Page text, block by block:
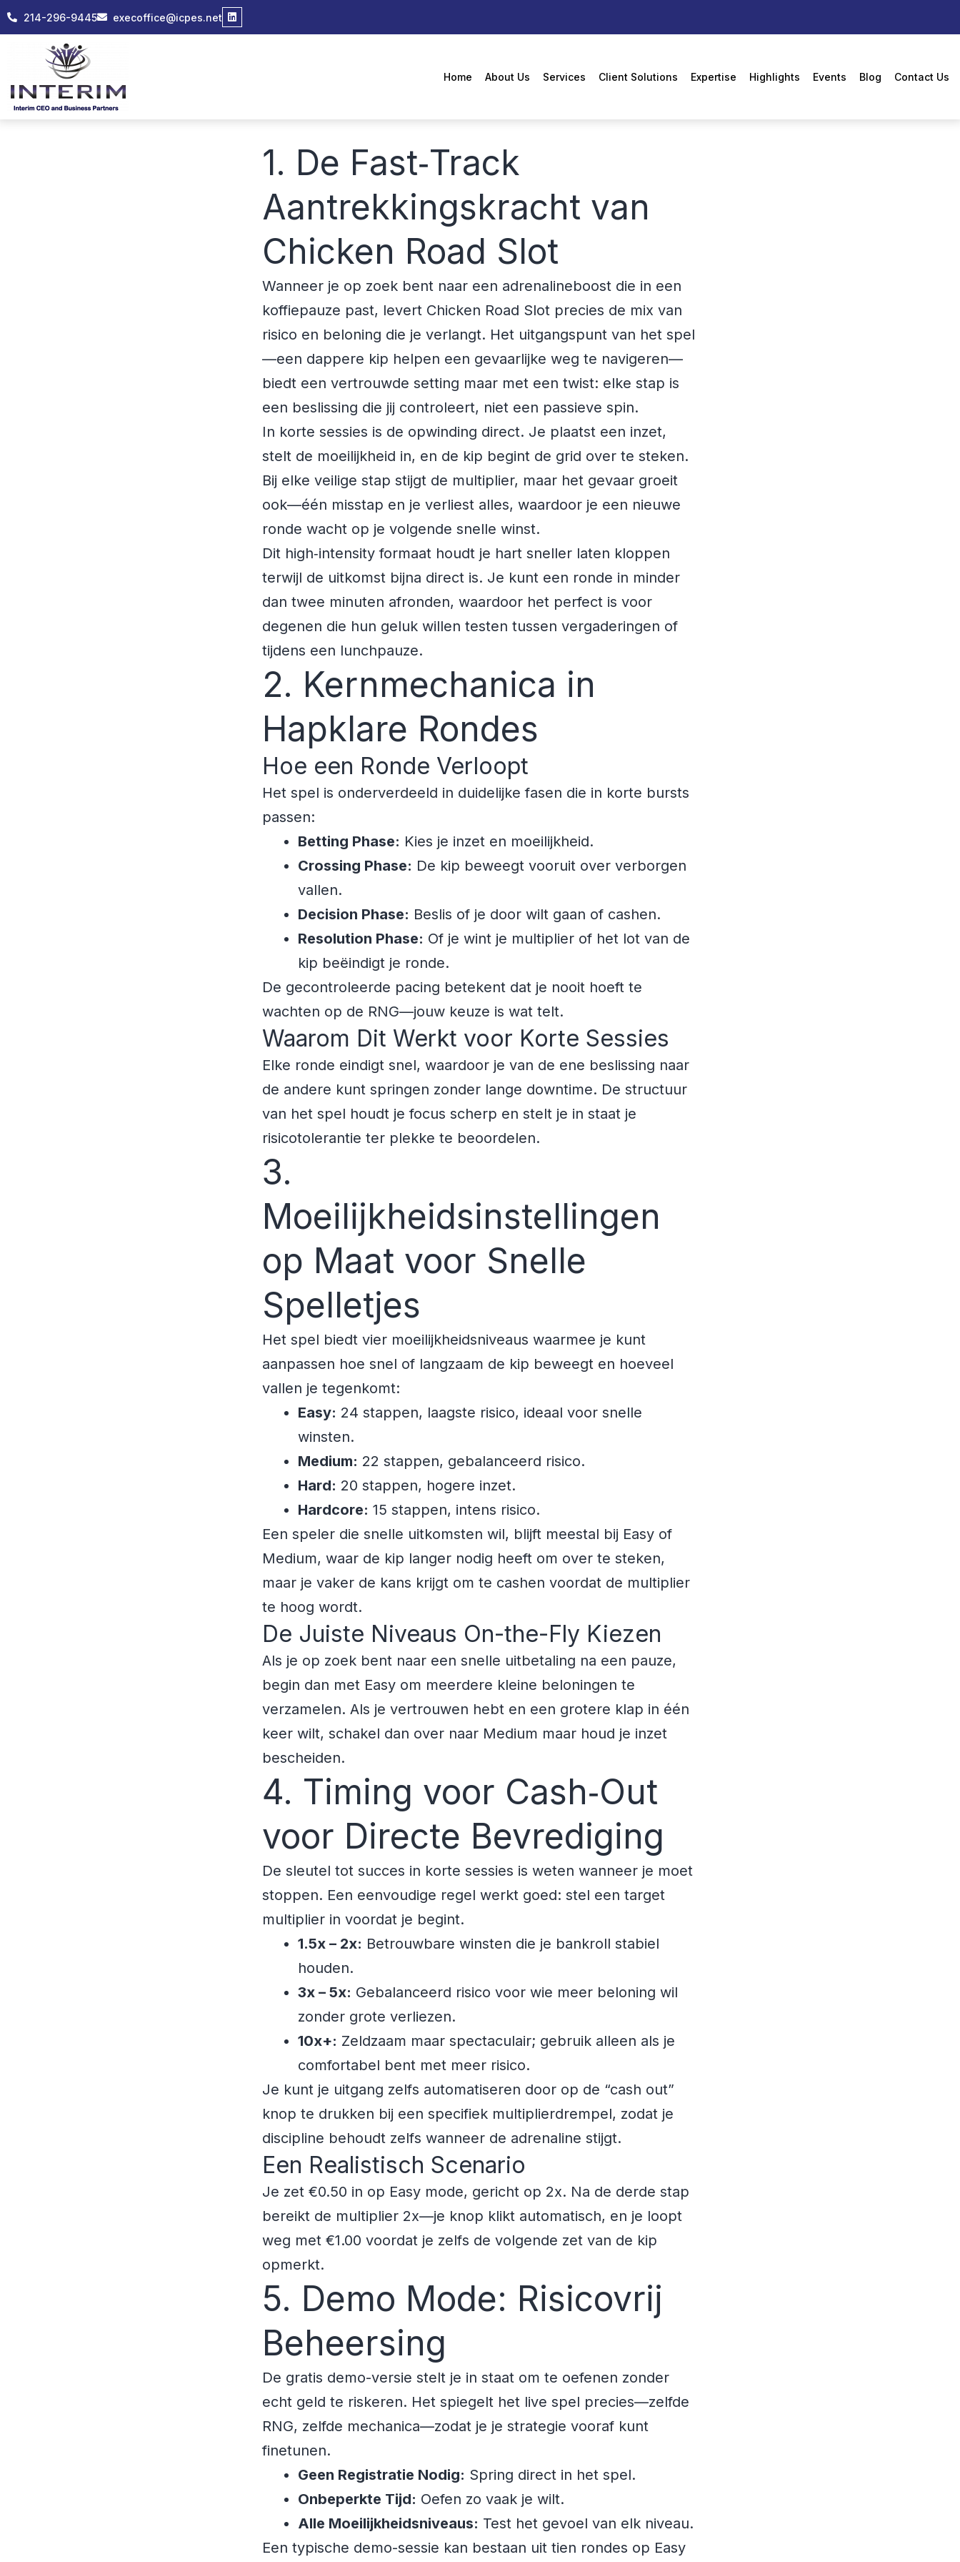
214-296-9445 execoffice@icpes.net
Home About Us Services Client Solutions Expertise Highlights Events Blog Contact Us
1. De Fast‑Track
Aantrekkingskracht van
Chicken Road Slot
Wanneer je op zoek bent naar een adrenalineboost die in een
koffiepauze past, levert Chicken Road Slot precies de mix van
risico en beloning die je verlangt. Het uitgangspunt van het spel
—een dappere kip helpen een gevaarlijke weg te navigeren—
biedt een vertrouwde setting maar met een twist: elke stap is
een beslissing die jij controleert, niet een passieve spin.
In korte sessies is de opwinding direct. Je plaatst een inzet,
stelt de moeilijkheid in, en de kip begint de grid over te steken.
Bij elke veilige stap stijgt de multiplier, maar het gevaar groeit
ook—één misstap en je verliest alles, waardoor je een nieuwe
ronde wacht op je volgende snelle winst.
Dit high‑intensity formaat houdt je hart sneller laten kloppen
terwijl de uitkomst bijna direct is. Je kunt een ronde in minder
dan twee minuten afronden, waardoor het perfect is voor
degenen die hun geluk willen testen tussen vergaderingen of
tijdens een lunchpauze.
2. Kernmechanica in
Hapklare Rondes
Hoe een Ronde Verloopt
Het spel is onderverdeeld in duidelijke fasen die in korte bursts
passen:
Betting Phase: Kies je inzet en moeilijkheid.
Crossing Phase: De kip beweegt vooruit over verborgen
vallen.
Decision Phase: Beslis of je door wilt gaan of cashen.
Resolution Phase: Of je wint je multiplier of het lot van de
kip beëindigt je ronde.
De gecontroleerde pacing betekent dat je nooit hoeft te
wachten op de RNG—jouw keuze is wat telt.
Waarom Dit Werkt voor Korte Sessies
Elke ronde eindigt snel, waardoor je van de ene beslissing naar
de andere kunt springen zonder lange downtime. De structuur
van het spel houdt je focus scherp en stelt je in staat je
risicotolerantie ter plekke te beoordelen.
3.
Moeilijkheidsinstellingen
op Maat voor Snelle
Spelletjes
Het spel biedt vier moeilijkheidsniveaus waarmee je kunt
aanpassen hoe snel of langzaam de kip beweegt en hoeveel
vallen je tegenkomt:
Easy: 24 stappen, laagste risico, ideaal voor snelle
winsten.
Medium: 22 stappen, gebalanceerd risico.
Hard: 20 stappen, hogere inzet.
Hardcore: 15 stappen, intens risico.
Een speler die snelle uitkomsten wil, blijft meestal bij Easy of
Medium, waar de kip langer nodig heeft om over te steken,
maar je vaker de kans krijgt om te cashen voordat de multiplier
te hoog wordt.
De Juiste Niveaus On-the-Fly Kiezen
Als je op zoek bent naar een snelle uitbetaling na een pauze,
begin dan met Easy om meerdere kleine beloningen te
verzamelen. Als je vertrouwen hebt en een grotere klap in één
keer wilt, schakel dan over naar Medium maar houd je inzet
bescheiden.
4. Timing voor Cash‑Out
voor Directe Bevrediging
De sleutel tot succes in korte sessies is weten wanneer je moet
stoppen. Een eenvoudige regel werkt goed: stel een target
multiplier in voordat je begint.
1.5x – 2x: Betrouwbare winsten die je bankroll stabiel
houden.
3x – 5x: Gebalanceerd risico voor wie meer beloning wil
zonder grote verliezen.
10x+: Zeldzaam maar spectaculair; gebruik alleen als je
comfortabel bent met meer risico.
Je kunt je uitgang zelfs automatiseren door op de “cash out”
knop te drukken bij een specifiek multiplierdrempel, zodat je
discipline behoudt zelfs wanneer de adrenaline stijgt.
Een Realistisch Scenario
Je zet €0.50 in op Easy mode, gericht op 2x. Na de derde stap
bereikt de multiplier 2x—je knop klikt automatisch, en je loopt
weg met €1.00 voordat je zelfs de volgende zet van de kip
opmerkt.
5. Demo Mode: Risicovrij
Beheersing
De gratis demo-versie stelt je in staat om te oefenen zonder
echt geld te riskeren. Het spiegelt het live spel precies—zelfde
RNG, zelfde mechanica—zodat je je strategie vooraf kunt
finetunen.
Geen Registratie Nodig: Spring direct in het spel.
Onbeperkte Tijd: Oefen zo vaak je wilt.
Alle Moeilijkheidsniveaus: Test het gevoel van elk niveau.
Een typische demo-sessie kan bestaan uit tien rondes op Easy